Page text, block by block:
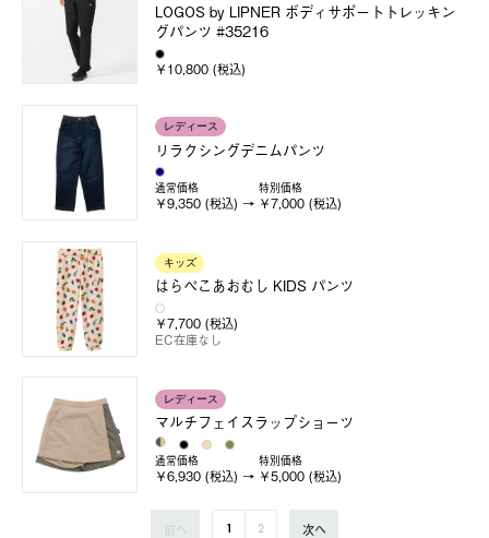
LOGOS by LIPNER ボディサポートトレッキン
グパンツ #35216
￥10,800 (税込)
レディース
リラクシングデニムパンツ
通常価格
￥9,350 (税込)
特別価格
￥7,000 (税込)
キッズ
はらぺこあおむし KIDS パンツ
￥7,700 (税込)
EC在庫なし
レディース
マルチフェイスラップショーツ
通常価格
￥6,930 (税込)
特別価格
￥5,000 (税込)
前へ 1 2 次へ